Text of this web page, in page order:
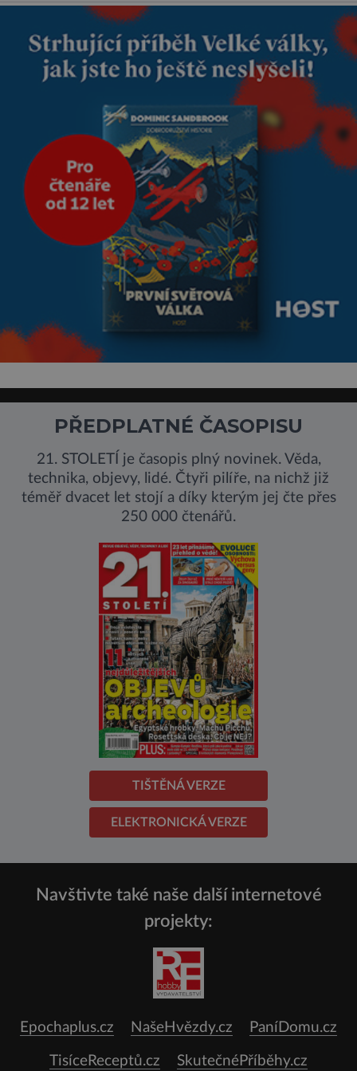
a specifické potřeby dítěte. Pro
jednoduchost, měkkost a
bezpečí, proto by pokoj
miminka měl působit především
klidně a útulně. Předškolní věk
PŘEDPLATNÉ ČASOPISU
21. STOLETÍ je časopis plný novinek. Věda,
technika, objevy, lidé. Čtyři pilíře, na nichž již
téměř dvacet let stojí a díky kterým jej čte přes
250 000 čtenářů.
TIŠTĚNÁ VERZE
ELEKTRONICKÁ VERZE
Navštivte také naše další internetové
projekty:
Epochaplus.cz NašeHvězdy.cz PaníDomu.cz
TisíceReceptů.cz SkutečnéPříběhy.cz